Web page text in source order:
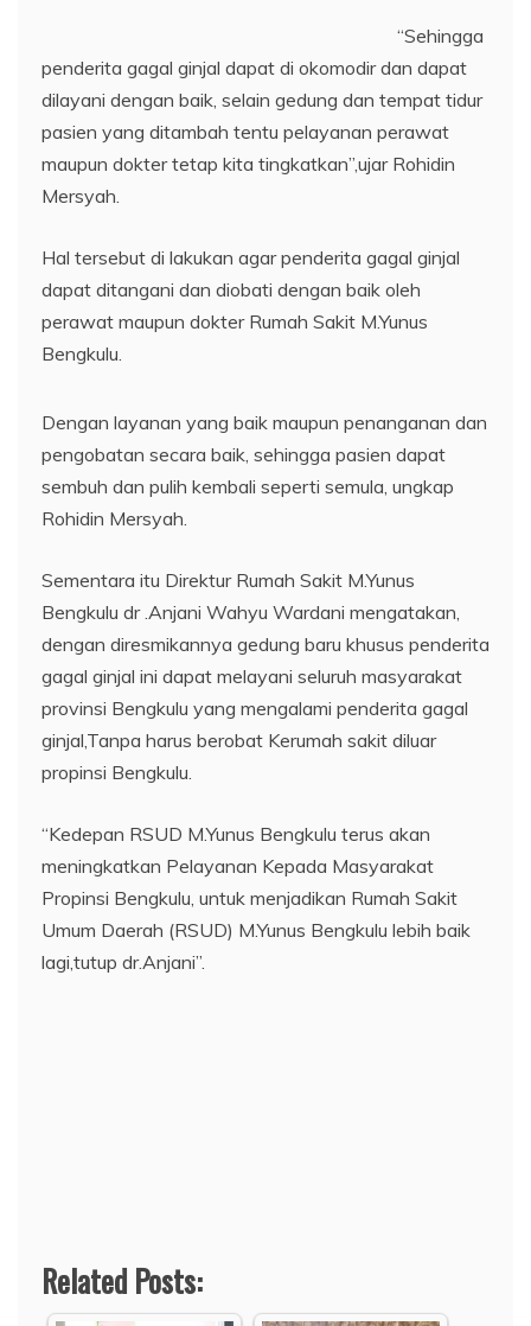
Dengan layanan yang baik maupun penanganan dan
pengobatan secara baik, sehingga pasien dapat
sembuh dan pulih kembali seperti semula, ungkap
Rohidin Mersyah.
Sementara itu Direktur Rumah Sakit M.Yunus
dengan diresmikannya gedung baru khusus penderita
gagal ginjal ini dapat melayani seluruh masyarakat
provinsi Bengkulu yang mengalami penderita gagal
ginjal,Tanpa harus berobat Kerumah sakit diluar
“Kedepan RSUD M.Yunus Bengkulu terus akan
meningkatkan Pelayanan Kepada Masyarakat
Propinsi Bengkulu, untuk menjadikan Rumah Sakit
lagi,tutup dr.Anjani”.
Related Posts:
terima bantuan alkes
Rp48 miliar…